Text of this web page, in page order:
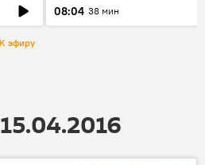
08:04 38 мин
К эфиру